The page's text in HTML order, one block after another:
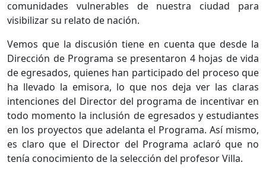
comunidades vulnerables de nuestra ciudad para
visibilizar su relato de nación.
Vemos que la discusión tiene en cuenta que desde la
Dirección de Programa se presentaron 4 hojas de vida
de egresados, quienes han participado del proceso que
ha llevado la emisora, lo que nos deja ver las claras
intenciones del Director del programa de incentivar en
todo momento la inclusión de egresados y estudiantes
en los proyectos que adelanta el Programa. Así mismo,
es claro que el Director del Programa aclaró que no
tenía conocimiento de la selección del profesor Villa.